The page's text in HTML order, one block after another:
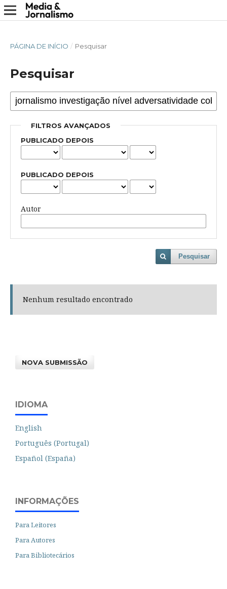
PÁGINA DE INÍCIO / Pesquisar
Pesquisar
FILTROS AVANÇADOS
PUBLICADO DEPOIS
PUBLICADO DEPOIS
Autor
Pesquisar
Nenhum resultado encontrado
NOVA SUBMISSÃO
IDIOMA
English
Português (Portugal)
Español (España)
INFORMAÇÕES
Para Leitores
Para Autores
Para Bibliotecários